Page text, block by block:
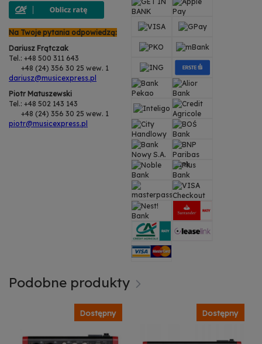
Na Twoje pytania odpowiedzą:
Dariusz Frątczak
Tel.: +48 500 311 643
+48 (24) 356 30 25 wew. 1
dariusz@musicexpress.pl
Piotr Matuszewski
Tel.: +48 502 143 143
+48 (24) 356 30 25 wew. 1
piotr@musicexpress.pl
Podobne produkty
Dostępny Dostępny